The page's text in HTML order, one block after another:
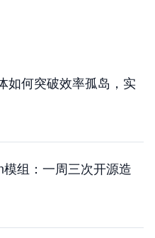
作台
如何突破效率孤岛，实
组：一周三次开源造